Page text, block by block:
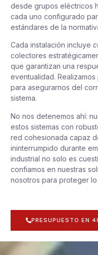
desde grupos eléctricos
cada uno configurado
estándares de la
Cada instalación incluye
colectores
que garantizan una
eventualidad.
para asegurarnos del
sistema.
No nos detenemos ahí:
estos sistemas con
red cohesionada capaz
ininterrumpido durante
industrial no solo es
confiamos en nuestras
nosotros para proteger lo
PRESUPUESTO EN